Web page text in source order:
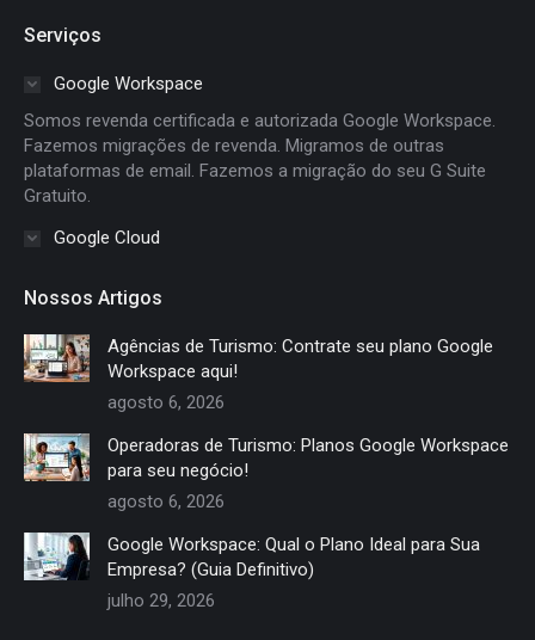
opens
window
opens
in
window
in
window
in
window
Serviços
Google Workspace
Somos revenda certificada e autorizada Google Workspace.
Fazemos migrações de revenda. Migramos de outras
plataformas de email. Fazemos a migração do seu G Suite
Gratuito.
Google Cloud
Nossos Artigos
Agências de Turismo: Contrate seu plano Google
Workspace aqui!
agosto 6, 2026
Operadoras de Turismo: Planos Google Workspace
para seu negócio!
agosto 6, 2026
Google Workspace: Qual o Plano Ideal para Sua
Empresa? (Guia Definitivo)
julho 29, 2026